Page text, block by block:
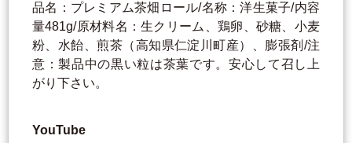
品名：プレミアム茶畑ロール/名称：洋生菓子/内容
量481g/原材料名：生クリーム、鶏卵、砂糖、小麦
粉、水飴、煎茶（高知県仁淀川町産）、膨張剤/注
意：製品中の黒い粒は茶葉です。安心して召し上
がり下さい。
YouTube